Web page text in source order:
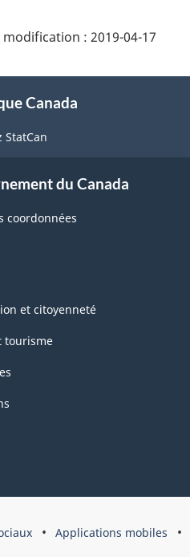
modification : 2019-04-17
Canada
StatCan
du Canada
coordonnées
et citoyenneté
tourisme
Applications mobiles